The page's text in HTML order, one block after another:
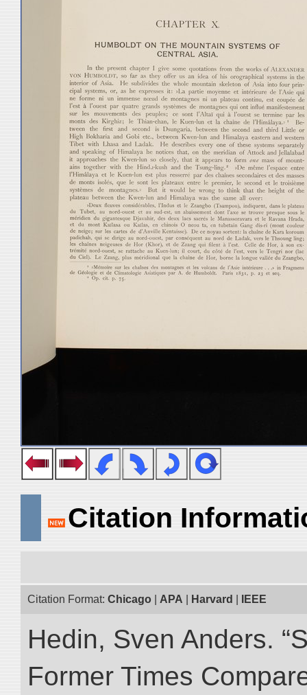
Citation
Citation Format: Chicago APA Harvard IEEE
Hedin, Sven Anders.
Former Times